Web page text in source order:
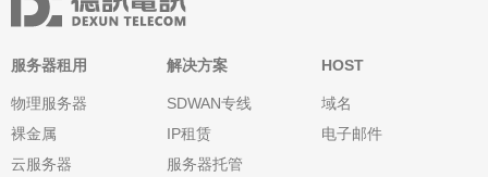
服务器租用
物理服务器
裸金属
云服务器
解决方案
SDWAN专线
IP租赁
服务器托管
HOST
域名
电子邮件